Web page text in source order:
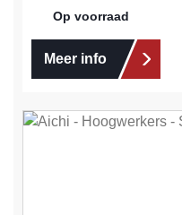
Op voorraad
Meer info